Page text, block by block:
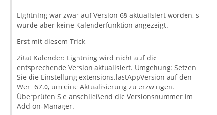
* Wenn ich auf eine eMail (Werbung) klicke, öffnen sich
gefühlt 100 Fenster in Firefox, beispielsweise jedes Foto
Gibt es noch ein zurück? Ich muss noch schauen ob ich
auf einem anderen Rechner das alte Profil retten kann.
Was ratet ihr mir.
Lightning war zwar auf Version 68 aktualisiert worden, s
wurde aber keine Kalenderfunktion angezeigt.
Erst mit diesem Trick
Zitat Kalender: Lightning wird nicht auf die
entsprechende Version aktualisiert. Umgehung: Setzen
Sie die Einstellung extensions.lastAppVersion auf den
Wert 67.0, um eine Aktualisierung zu erzwingen.
Überprüfen Sie anschließend die Versionsnummer im
Add-on-Manager.